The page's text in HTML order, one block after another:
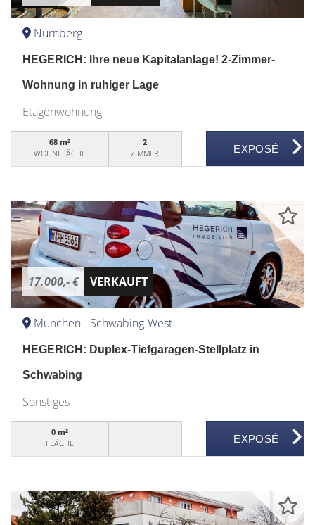
Nürnberg
HEGERICH: Ihre neue Kapitalanlage! 2-Zimmer-
Wohnung in ruhiger Lage
Etagenwohnung
68 m²
WOHNFLÄCHE
2
ZIMMER
17.000,- € VERKAUFT
München - Schwabing-West
HEGERICH: Duplex-Tiefgaragen-Stellplatz in
Schwabing
Sonstiges
0 m²
FLÄCHE